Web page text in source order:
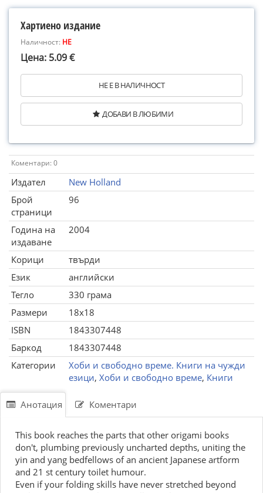
Хартиено издание
Наличност: НЕ
Цена: 5.09 €
НЕ Е В НАЛИЧНОСТ
ДОБАВИ В ЛЮБИМИ
Коментари: 0
Издател
New Holland
Брой
страници
96
Година на
издаване
2004
Корици
твърди
Език
английски
Тегло
330 грама
Размери
18x18
ISBN
1843307448
Баркод
1843307448
Категории
Хоби и свободно време. Книги на чужди
езици, Хоби и свободно време, Книги
Анотация Коментари
This book reaches the parts that other origami books
don't, plumbing previously uncharted depths, uniting the
yin and yang bedfellows of an ancient Japanese artform
and 21 st century toilet humour.
Even if your folding skills have never stretched beyond